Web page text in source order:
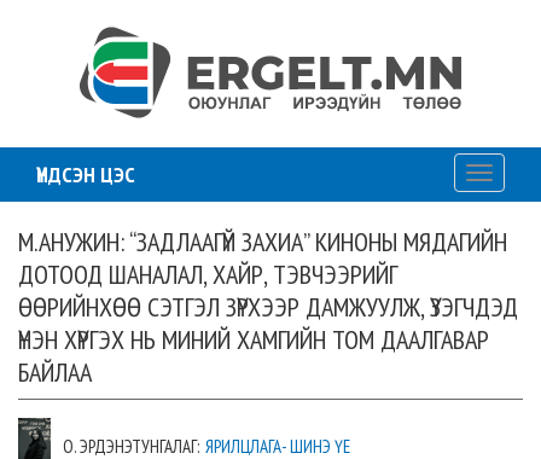
ҮНДСЭН ЦЭС
Toggle
М.АНУЖИН: “ЗАДЛААГҮЙ ЗАХИА” КИНОНЫ МЯДАГИЙН
ДОТООД ШАНАЛАЛ, ХАЙР, ТЭВЧЭЭРИЙГ
ӨӨРИЙНХӨӨ СЭТГЭЛ ЗҮРХЭЭР ДАМЖУУЛЖ, ҮЗЭГЧДЭД
ҮНЭН ХҮРГЭХ НЬ МИНИЙ ХАМГИЙН ТОМ ДААЛГАВАР
БАЙЛАА
О. ЭРДЭНЭТУНГАЛАГ: ЯРИЛЦЛАГА- ШИНЭ ҮЕ